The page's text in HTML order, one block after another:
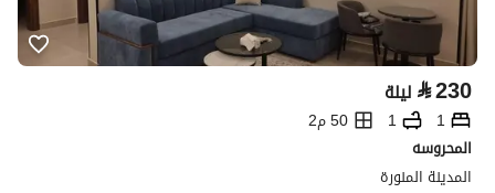
⃁230 ليلة
1
1
50 م2
المحروسه
المدينة المنورة